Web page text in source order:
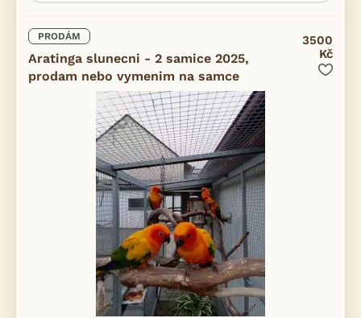
PRODÁM
Aratinga slunecni - 2 samice 2025,
prodam nebo vymenim na samce
3500
Kč